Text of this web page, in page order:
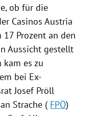
ob für die
Casinos Austria
Prozent an den
Aussicht gestellt
es zu
bei Ex-
Josef Pröll
Strache ( FPÖ)